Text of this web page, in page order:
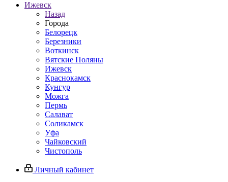
Ижевск
Назад
Города
Белорецк
Березники
Воткинск
Вятские Поляны
Ижевск
Краснокамск
Кунгур
Можга
Пермь
Салават
Соликамск
Уфа
Чайковский
Чистополь
Личный кабинет